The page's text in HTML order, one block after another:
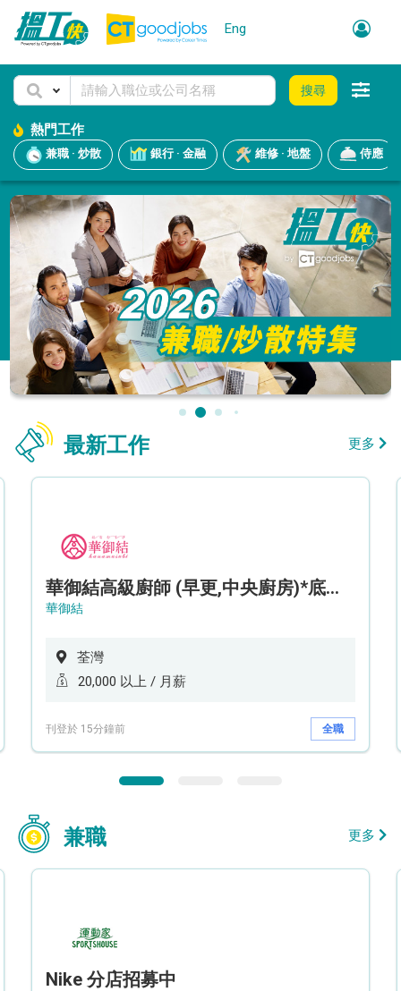
Eng
搜尋
熱門工作
兼職 · 炒散 銀行 · 金融 維修 · 地盤 侍應
最新工作 更多
華御結高級廚師 (早更,中央廚房)*底薪可達20k* (5天工作週)
華御結
荃灣
20,000 以上 / 月薪
刊登於 15分鐘前 全職
兼職 更多
Nike 分店招募中